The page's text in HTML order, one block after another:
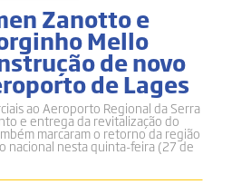
Zanotto e
Mello
de novo
de Lages
ao Aeroporto Regional da Serra
e entrega da revitalização do
marcaram o retorno da região
nacional nesta quinta-feira (27 de